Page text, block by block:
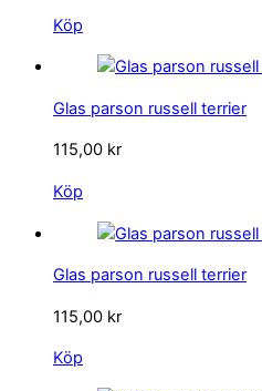
Köp
Glas parson russell terrier
115,00 kr
Köp
Glas parson russell terrier
115,00 kr
Köp